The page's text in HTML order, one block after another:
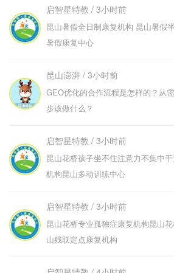
启智星特教 / 3小时前
昆山暑假全日制康复机构 昆山暑假
暑假康复中心
昆山澎湃 / 3小时前
GEO优化的合作流程是怎样的？从
步该做什么？
启智星特教 / 3小时前
昆山花桥孩子坐不住注意力不集中
机构昆山多动训练中心
启智星特教 / 3小时前
昆山花桥专业孤独症康复机构昆山
山残联定点康复机构